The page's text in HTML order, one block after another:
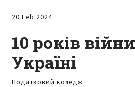
20 Feb 2024
10 років
Україні
Податковий коледж